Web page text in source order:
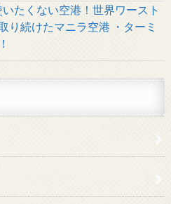
たくない空港！世界ワースト
り続けたマニラ空港 ・ターミ